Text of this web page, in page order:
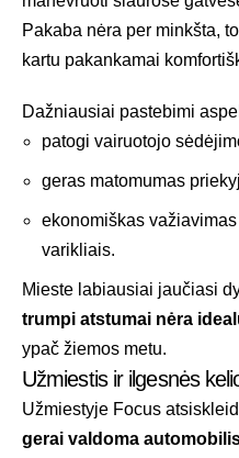
Pakaba nėra per minkšta,
kartu pakankamai
Dažniausiai pastebimi
patogi vairuotojo
geras matomumas
ekonomiškas
varikliais.
Mieste labiausiai jaučiasi
trumpi atstumai nėra
ypač žiemos metu.
Užmiestis ir ilgesnės
Užmiestyje Focus
gerai valdoma